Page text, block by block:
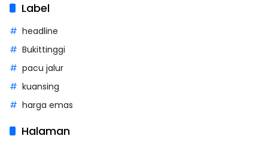
Label
headline
Bukittinggi
pacu jalur
kuansing
harga emas
Halaman